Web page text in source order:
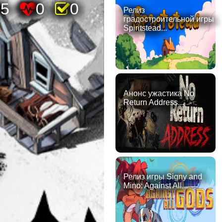
0 0
Релиз
градостроительной игры
Spiritstead...
Анонс ужастика No
Return Address...
Релиз игры Signy and
Mino: Against All...